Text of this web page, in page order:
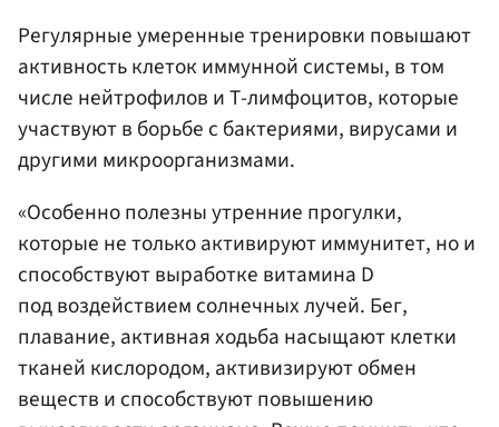
Регулярные умеренные тренировки повышают
активность клеток иммунной системы, в том
числе нейтрофилов и Т-лимфоцитов, которые
участвуют в борьбе с бактериями, вирусами и
другими микроорганизмами.
«Особенно полезны утренние прогулки,
которые не только активируют иммунитет, но и
способствуют выработке витамина D
под воздействием солнечных лучей. Бег,
плавание, активная ходьба насыщают клетки
тканей кислородом, активизируют обмен
веществ и способствуют повышению